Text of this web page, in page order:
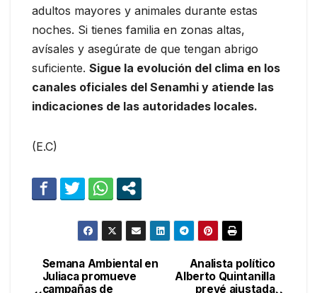
adultos mayores y animales durante estas
noches. Si tienes familia en zonas altas,
avísales y asegúrate de que tengan abrigo
suficiente. Sigue la evolución del clima en los
canales oficiales del Senamhi y atiende las
indicaciones de las autoridades locales.
(E.C)
Navegación
Analista político
Alberto Quintanilla
prevé ajustada
Semana Ambiental en
Juliaca promueve
campañas de